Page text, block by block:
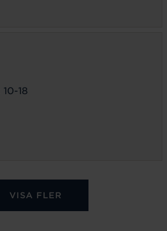
10-18
VISA FLER